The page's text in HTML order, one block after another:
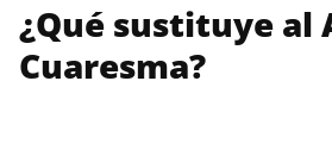
¿Qué sustituye al
Cuaresma?